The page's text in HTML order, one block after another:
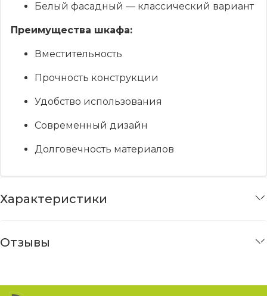
Белый фасадный — классический вариант
Преимущества шкафа:
Вместительность
Прочность конструкции
Удобство использования
Современный дизайн
Долговечность материалов
Характеристики
Отзывы